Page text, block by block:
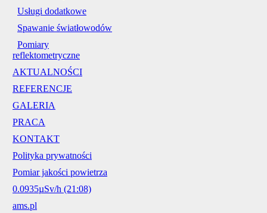
Usługi dodatkowe
Spawanie światłowodów
Pomiary
reflektometryczne
AKTUALNOŚCI
REFERENCJE
GALERIA
PRACA
KONTAKT
Polityka prywatności
Pomiar jakości powietrza
0.0935µSv/h (21:08)
ams.pl